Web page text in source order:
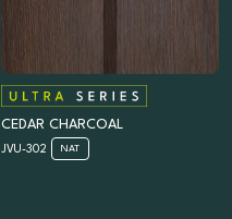
CEDAR CHARCOAL
JVU-302 NAT